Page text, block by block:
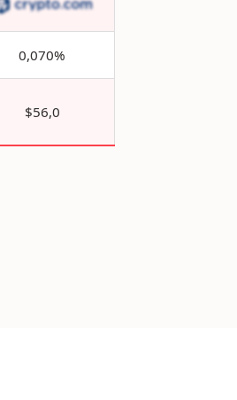
0,070%
$56,0